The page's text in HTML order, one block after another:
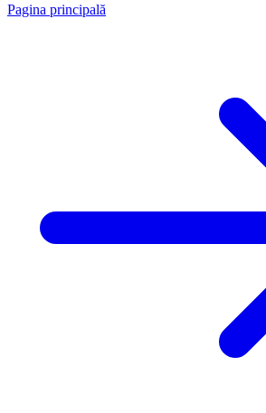
Pagina principală